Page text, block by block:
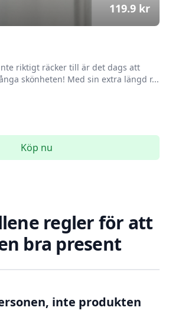
riktigt räcker till är det dags att
skönheten! Med sin extra längd r...
119.9 kr
Köp nu
regler för att
bra present
inte produkten